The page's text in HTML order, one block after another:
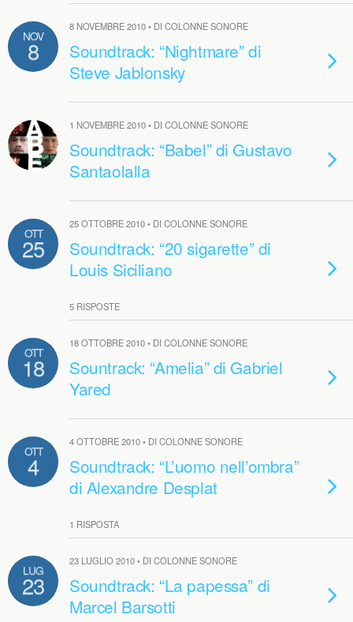
NOV
8
8 NOVEMBRE 2010 • DI COLONNE SONORE
Soundtrack: “Nightmare” di
Steve Jablonsky
1 NOVEMBRE 2010 • DI COLONNE SONORE
Soundtrack: “Babel” di Gustavo
Santaolalla
OTT
25
25 OTTOBRE 2010 • DI COLONNE SONORE
Soundtrack: “20 sigarette” di
Louis Siciliano
5 RISPOSTE
OTT
18
18 OTTOBRE 2010 • DI COLONNE SONORE
Sountrack: “Amelia” di Gabriel
Yared
OTT
4
4 OTTOBRE 2010 • DI COLONNE SONORE
Soundtrack: “L’uomo nell’ombra”
di Alexandre Desplat
1 RISPOSTA
LUG
23
23 LUGLIO 2010 • DI COLONNE SONORE
Soundtrack: “La papessa” di
Marcel Barsotti